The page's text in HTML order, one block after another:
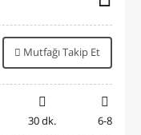
Mutfağı Takip Et
30 dk. 6-8